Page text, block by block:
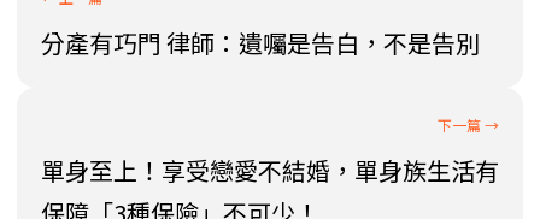
分產有巧門 律師：遺囑是告白，不是告別
單身至上！享受戀愛不結婚，單身族生活有